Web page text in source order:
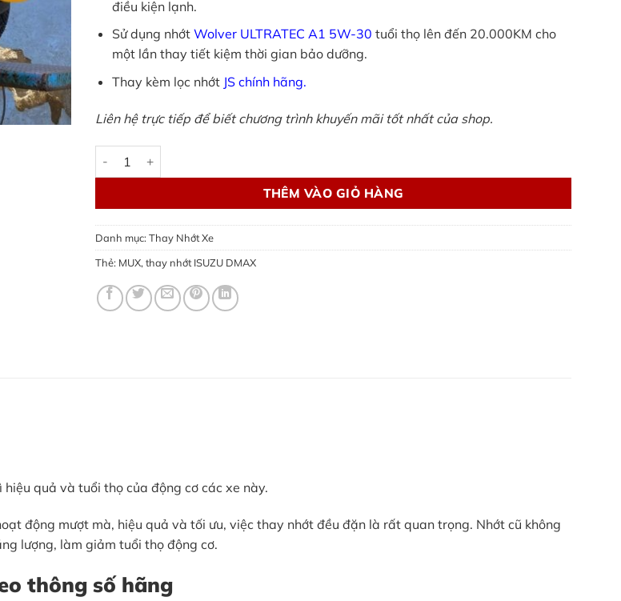
điều kiện lạnh.
Sử dụng nhớt Wolver ULTRATEC A1 5W-30 tuổi thọ lên đến 20.000KM cho
một lần thay tiết kiệm thời gian bảo dưỡng.
Thay kèm lọc nhớt JS chính hãng.
Liên hệ trực tiếp để biết chương trình khuyến mãi tốt nhất của shop.
THÊM VÀO GIỎ HÀNG
Danh mục: Thay Nhớt Xe
Thẻ: MUX, thay nhớt ISUZU DMAX
quả và tuổi thọ của động cơ các xe này.
động mượt mà, hiệu quả và tối ưu, việc thay nhớt đều đặn là rất quan trọng. Nhớt cũ không
lượng, làm giảm tuổi thọ động cơ.
thông số hãng